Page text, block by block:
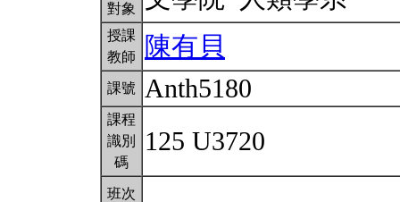
對象
授課
教師
陳有貝
課號 Anth5180
課程
識別
碼
125 U3720
班次